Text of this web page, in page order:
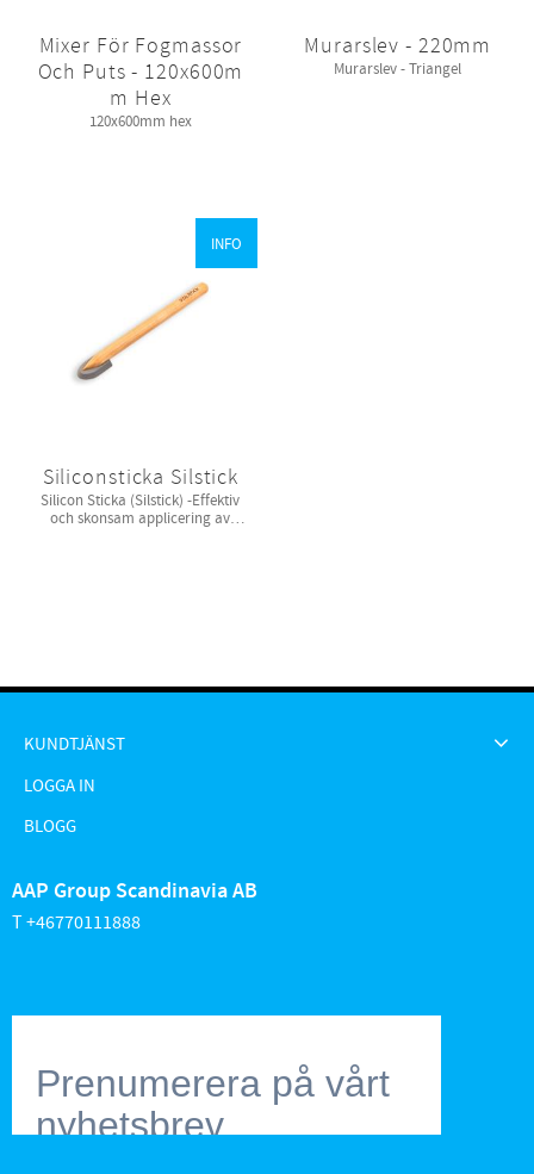
Mixer För Fogmassor
Och Puts - 120x600m
m Hex
120x600mm hex
Murarslev - 220mm
Murarslev - Triangel
Siliconsticka Silstick
Silicon Sticka (Silstick) -Effektiv
och skonsam applicering av
INFO
KUNDTJÄNST
LOGGA IN
BLOGG
AAP Group Scandinavia AB
T +46770111888